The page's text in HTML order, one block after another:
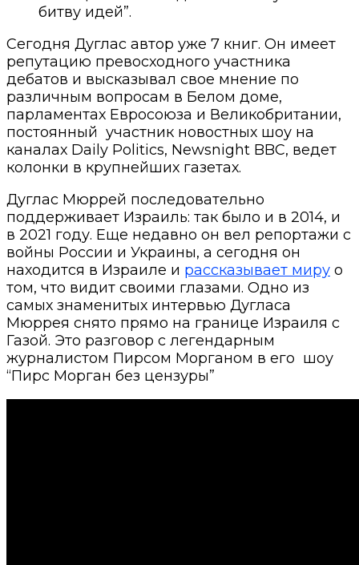
битву идей”.
Сегодня Дуглас автор уже 7 книг. Он имеет
репутацию превосходного участника
дебатов и высказывал свое мнение по
различным вопросам в Белом доме,
парламентах Евросоюза и Великобритании,
постоянный участник новостных шоу на
каналах Daily Politics, Newsnight BBC, ведет
колонки в крупнейших газетах.
Дуглас Мюррей последовательно
поддерживает Израиль: так было и в 2014, и
в 2021 году. Еще недавно он вел репортажи с
войны России и Украины, а сегодня он
находится в Израиле и рассказывает миру о
том, что видит своими глазами. Одно из
самых знаменитых интервью Дугласа
Мюррея снято прямо на границе Израиля с
Газой. Это разговор с легендарным
журналистом Пирсом Морганом в его шоу
“Пирс Морган без цензуры”